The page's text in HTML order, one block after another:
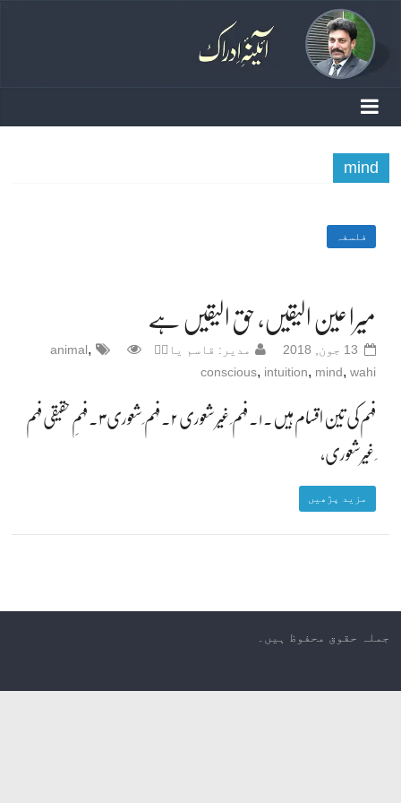
mind
فلسفہ
میرا عین الیقیں، حق الیقیں ہے
13 جون, 2018 مدیر: قاسم یادؔ animal,
conscious, intuition, mind, wahi
فہم کی تین اقسام ہیں۔ ۱۔ فہم ِ غیر شعوری ۲۔ فہم ِ شعوری ۳۔ فہمِ حقیقی فہم
ِ غیرشعوری،
مزید پڑھیں
جملہ حقوق محفوظ ہیں۔